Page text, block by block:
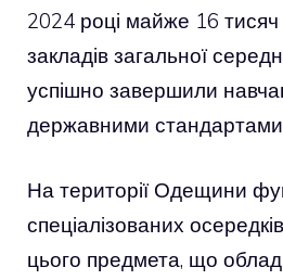
2024 році майже 16 тисяч
закладів загальної
успішно завершили
державними
На території Одещини
спеціалізованих
цього предмета, що